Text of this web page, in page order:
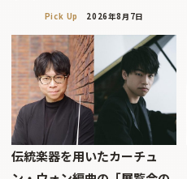
Pick Up 2026年8月7日
伝統楽器を用いたカーチュ